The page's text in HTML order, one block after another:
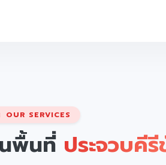
OUR SERVICES
นพื้นที่ ประจวบคี